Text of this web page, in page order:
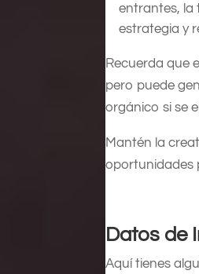
entrantes, la
estrategia y
Recuerda que
pero puede
orgánico si se
Mantén la
oportunidades
Datos de
Aquí tienes